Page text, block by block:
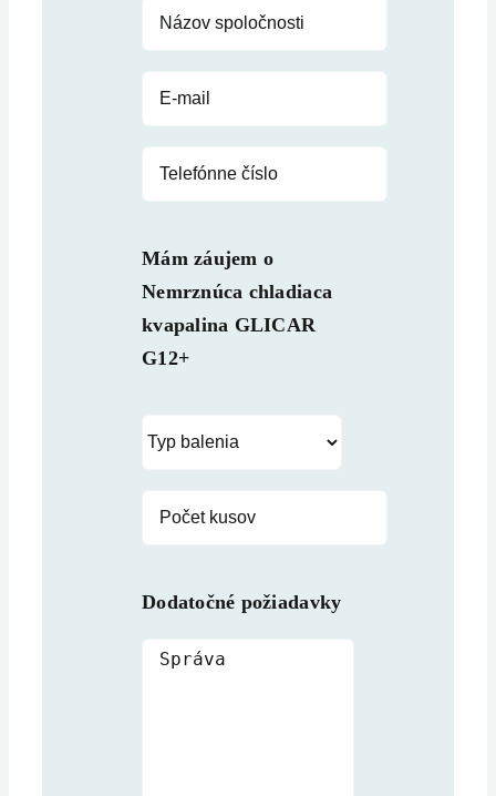
Mám záujem o
Nemrznúca chladiaca
kvapalina GLICAR
G12+
Dodatočné požiadavky